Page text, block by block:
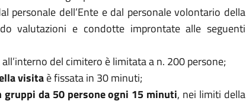
personale dell’Ente e dal personale volontario della
valutazioni e condotte improntate alle seguenti
all’interno del cimitero è limitata a n. 200 persone;
visitaè fissata in 30 minuti;
gruppi da 50 persone ogni 15 minuti, nei limiti della